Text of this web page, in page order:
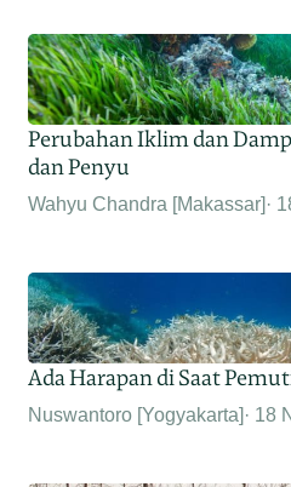
Perubahan Iklim dan
dan Penyu
Wahyu Chandra [Makassar]
Ada Harapan di Saat
Nuswantoro [Yogyakarta] 18